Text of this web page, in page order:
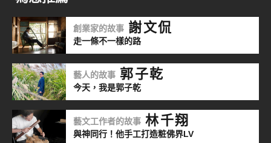
創業家的故事 謝文侃
走一條不一樣的路
藝人的故事 郭子乾
今天，我是郭子乾
藝文工作者的故事 林千翔
與神同行！他手工打造粧佛界LV